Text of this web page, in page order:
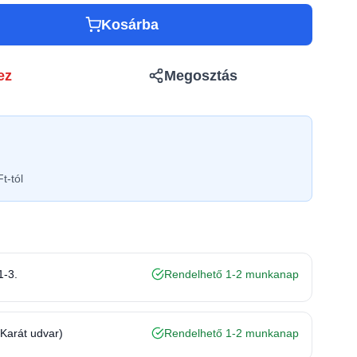
Kosárba
Megosztás
tól
3. Rendelhető 1-2 munkanap
udvar) Rendelhető 1-2 munkanap